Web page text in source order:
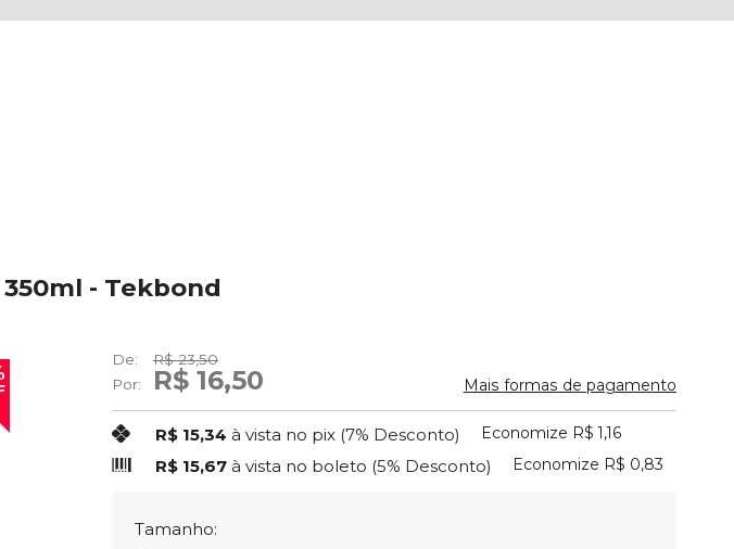
- Tekbond
De:
R$ 23,50
Por:
R$ 16,50 Mais formas de pagamento
R$ 15,34 à vista no pix (7% Desconto) Economize R$ 1,16
R$ 15,67 à vista no boleto (5% Desconto) Economize R$ 0,83
Tamanho: